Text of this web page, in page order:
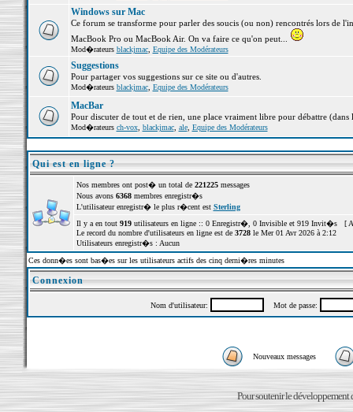
Windows sur Mac
Ce forum se transforme pour parler des soucis (ou non) rencontrés lors de
MacBook Pro ou MacBook Air. On va faire ce qu'on peut...
Mod�rateurs blackjmac, Equipe des Modérateurs
Suggestions
Pour partager vos suggestions sur ce site ou d'autres.
Mod�rateurs blackjmac, Equipe des Modérateurs
MacBar
Pour discuter de tout et de rien, une place vraiment libre pour débattre (dans
Mod�rateurs ch-vox, blackjmac, ale, Equipe des Modérateurs
Qui est en ligne ?
Nos membres ont post� un total de 221225messages
Nous avons 6368membres enregistr�s
L'utilisateur enregistr� le plus r�cent est Sterling
Il y a en tout 919utilisateurs en ligne :: 0 Enregistr�, 0 Invisible et 919 Invit�s [
Le record du nombre d'utilisateurs en ligne est de 3728le Mer 01 Avr 2026 à 2:12
Utilisateurs enregistr�s : Aucun
Ces donn�es sont bas�es sur les utilisateurs actifs des cinq derni�res minutes
Connexion
Nom d'utilisateur: Mot de passe:
Nouveaux messages
Pour soutenir le développement